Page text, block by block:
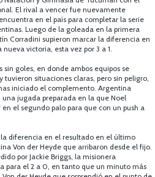
El rival a vencer fue nuevamente
en el país para completar la serie
Luego de la goleada en la primera
Corradini supieron marcar la diferencia en
victoria, esta vez por 3 a 1.
sin goles, en donde ambos equipos se
situaciones claras, pero sin peligro,
iniciado el complemento. Argentina
jugada preparada en la que Noel
el segundo palo para que con un push a
diferencia en el resultado en el último
Von der Heyde que arribaron desde el fijo.
por Jackie Briggs, la misionera
para el 2 a 0, en tanto que un minuto más